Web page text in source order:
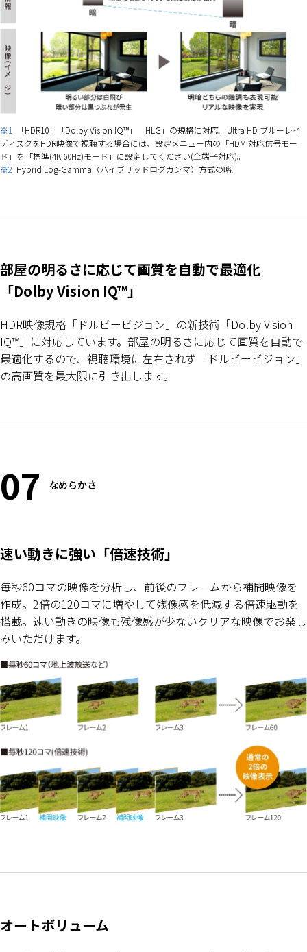
※1
「HDR10」「Dolby Vision IQ™」「HLG」の規格に対応。Ultra HD ブルーレイ
ディスクをHDR映像で視聴する場合には、設定メニュー内の「HDMI対応信号モー
ド」を「標準(4K 60Hz)モード」に設定してください(全端子対応)。
※2 Hybrid Log-Gamma（ハイブリッドログガンマ）方式の略。
部屋の明るさに応じて画質を自動で最適化
「Dolby Vision IQ™」
HDR映像規格「ドルビービジョン」の新技術「Dolby Vision
IQ™」に対応しています。部屋の明るさに応じて画質を自動で
最適化するので、視聴環境に左右されず「ドルビービジョン」
の高画質を最大限に引き出します。
07 なめらかさ
速い動きに強い「倍速技術」
毎秒60コマの映像を分析し、前後のフレームから補間映像を
作成。2倍の120コマに増やして残像感を低減する倍速駆動を
搭載。速い動きの映像も残像感が少ないクリアな映像でお楽し
みいただけます。
オートボリューム